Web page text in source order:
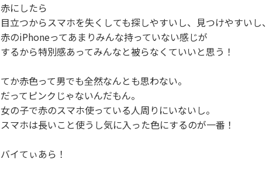
赤にしたら
目立つからスマホを失くしても探しやすいし、見つけやすいし、
赤のiPhoneってあまりみんな持っていない感じが
するから特別感あってみんなと被らなくていいと思う！
てか赤色って男でも全然なんとも思わない。
だってピンクじゃないんだもん。
女の子で赤のスマホ使っている人周りにいないし。
スマホは長いこと使うし気に入った色にするのが一番！
バイてぃあら！